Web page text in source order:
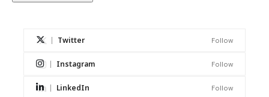
Twitter Follow
Instagram Follow
LinkedIn Follow